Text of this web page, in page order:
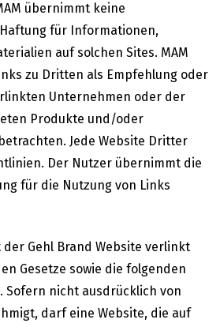
übernimmt keine
für Informationen,
auf solchen Sites. MAM
zu Dritten als Empfehlung oder
Unternehmen oder der
Produkte und/oder
Jede Website Dritter
Der Nutzer übernimmt die
für die Nutzung von Links
der Gehl Brand Website verlinkt
Gesetze sowie die folgenden
Sofern nicht ausdrücklich von
darf eine Website, die auf